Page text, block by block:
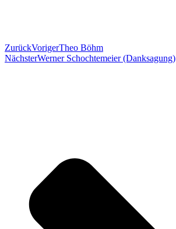
ZurückVorigerTheo Böhm
NächsterWerner Schochtemeier (Danksagung)